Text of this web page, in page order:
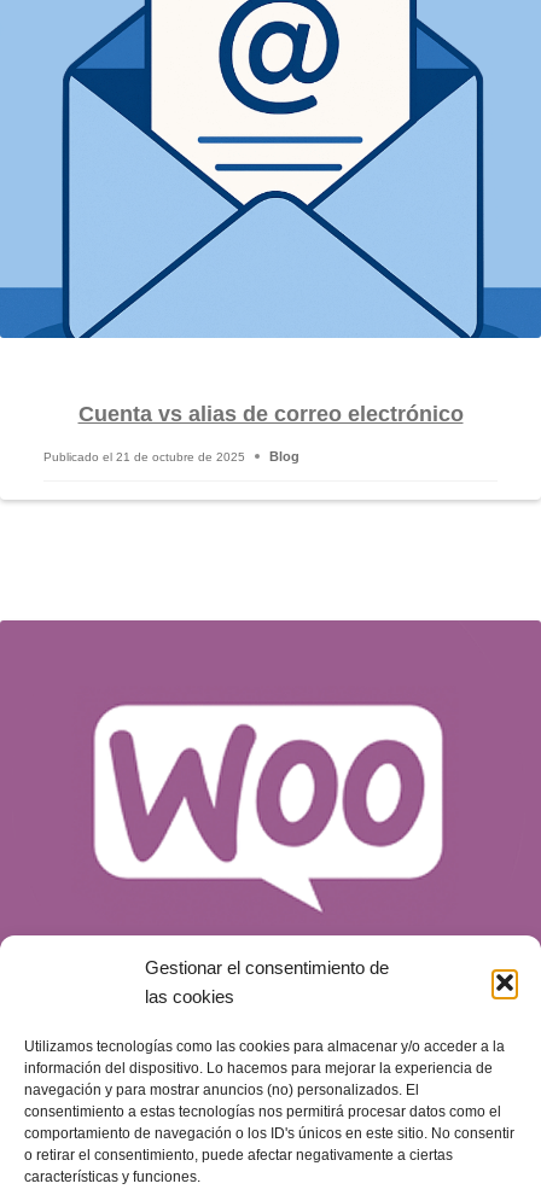
Gestionar el consentimiento de
las cookies
Utilizamos tecnologías como las cookies para almacenar y/o acceder a la
información del dispositivo. Lo hacemos para mejorar la experiencia de
navegación y para mostrar anuncios (no) personalizados. El
consentimiento a estas tecnologías nos permitirá procesar datos como el
comportamiento de navegación o los ID's únicos en este sitio. No consentir
o retirar el consentimiento, puede afectar negativamente a ciertas
características y funciones.
Cuenta vs alias de correo electrónico
Publicado el 21 de octubre de 2025 Blog
¿Qué es WooCommerce y por qué es una
opción para tu tienda online?
Publicado el 14 de mayo de 2024 Blog